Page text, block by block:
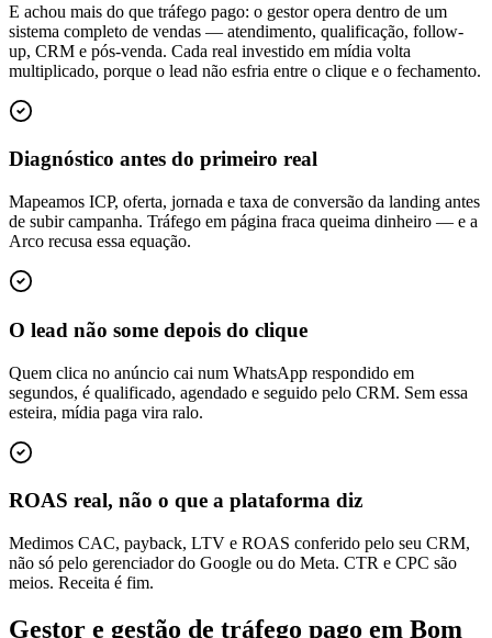
E achou mais do que tráfego pago: o gestor opera dentro de um
sistema completo de vendas — atendimento, qualificação, follow-
up, CRM e pós-venda. Cada real investido em mídia volta
multiplicado, porque o lead não esfria entre o clique e o fechamento.
Diagnóstico antes do primeiro real
Mapeamos ICP, oferta, jornada e taxa de conversão da landing antes
de subir campanha. Tráfego em página fraca queima dinheiro — e a
Arco recusa essa equação.
O lead não some depois do clique
Quem clica no anúncio cai num WhatsApp respondido em
segundos, é qualificado, agendado e seguido pelo CRM. Sem essa
esteira, mídia paga vira ralo.
ROAS real, não o que a plataforma diz
Medimos CAC, payback, LTV e ROAS conferido pelo seu CRM,
não só pelo gerenciador do Google ou do Meta. CTR e CPC são
meios. Receita é fim.
Gestor e gestão de tráfego pago em Bom